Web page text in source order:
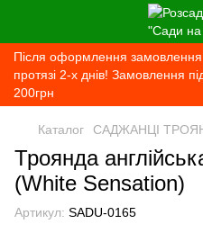
Після оформлення
протязі 2-х днів! Замовлення
200грн
Каталог САДЖАНЦІ
Троянда
(White Sensation)
Артикул: SADU-0165